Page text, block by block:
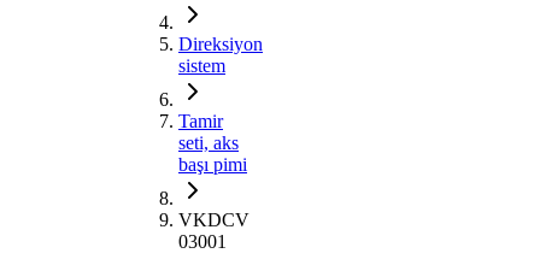
Direksiyon
sistem
Tamir
seti, aks
başı pimi
VKDCV
03001